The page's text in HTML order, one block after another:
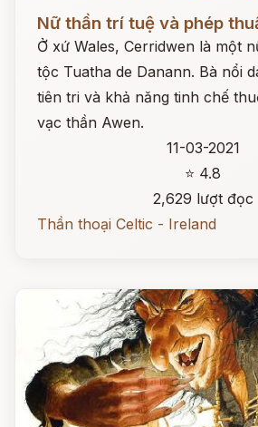
Nữ thần trí tuệ và phép
Ở xứ Wales, Cerridwen là một
tộc Tuatha de Danann. Bà nổi
tiên tri và khả năng tinh chế
vạc thần Awen.
11-03-2021
⭐ 4.8
2,629 lượt đọc
Thần thoại Celtic - Ireland